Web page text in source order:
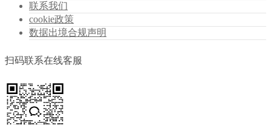
联系我们
cookie政策
数据出境合规声明
扫码联系在线客服